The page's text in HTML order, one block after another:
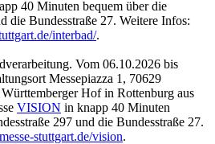
40 Minuten bequem über die
die Bundesstraße 27. Weitere Infos:
interbad/.
Vom 06.10.2026 bis
Messepiazza 1, 70629
Hof in Rottenburg aus
VISION in knapp 40 Minuten
297 und die Bundesstraße 27.
stuttgart.de/vision.